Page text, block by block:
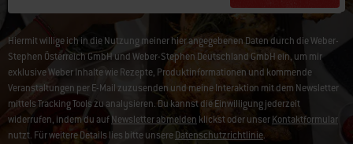
Hiermit willige ich in die Nutzung meiner hier angegebenen Daten durch die Weber-
Stephen Österreich GmbH und Weber-Stephen Deutschland GmbH ein, um mir
exklusive Weber Inhalte wie Rezepte, Produktinformationen und kommende
Veranstaltungen per E-Mail zuzusenden und meine Interaktion mit dem Newsletter
mittels Tracking Tools zu analysieren. Du kannst die Einwilligung jederzeit
widerrufen, indem du aufNewsletter abmelden klickst oder unserKontaktformular
nutzt. Für weitere Details lies bitte unsereDatenschutzrichtlinie.